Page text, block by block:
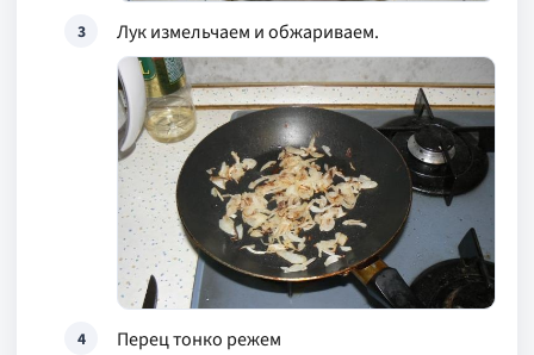
3 Лук измельчаем и обжариваем.
4 Перец тонко режем